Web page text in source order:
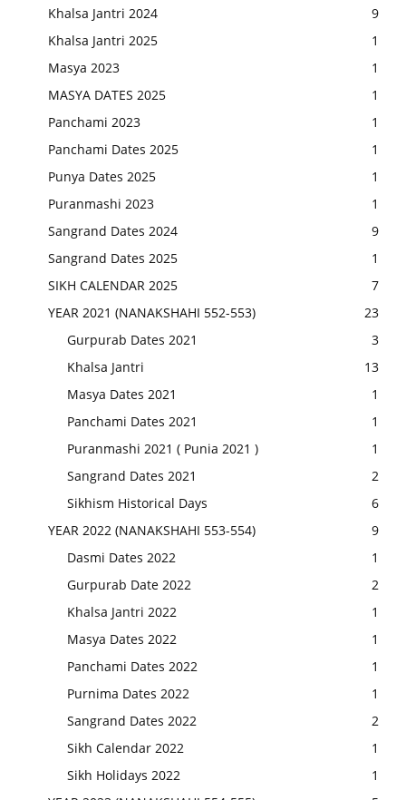
Khalsa Jantri 2024
9
Khalsa Jantri 2025
1
Masya 2023
1
MASYA DATES 2025
1
Panchami 2023
1
Panchami Dates 2025
1
Punya Dates 2025
1
Puranmashi 2023
1
Sangrand Dates 2024
9
Sangrand Dates 2025
1
SIKH CALENDAR 2025
7
YEAR 2021 (NANAKSHAHI 552-553)
23
Gurpurab Dates 2021
3
Khalsa Jantri
13
Masya Dates 2021
1
Panchami Dates 2021
1
Puranmashi 2021 ( Punia 2021 )
1
Sangrand Dates 2021
2
Sikhism Historical Days
6
YEAR 2022 (NANAKSHAHI 553-554)
9
Dasmi Dates 2022
1
Gurpurab Date 2022
2
Khalsa Jantri 2022
1
Masya Dates 2022
1
Panchami Dates 2022
1
Purnima Dates 2022
1
Sangrand Dates 2022
2
Sikh Calendar 2022
1
Sikh Holidays 2022
1